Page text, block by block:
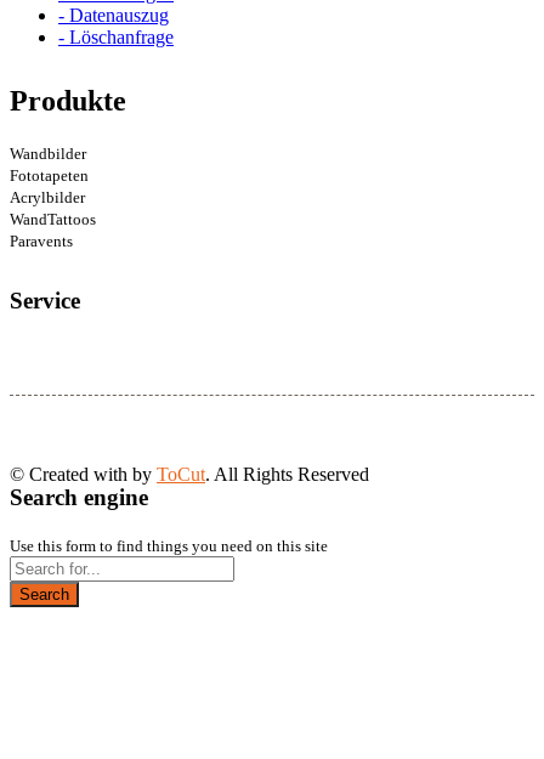
- Datenauszug
- Löschanfrage
Produkte
Wandbilder
Fototapeten
Acrylbilder
WandTattoos
Paravents
Service
© Created with by ToCut. All Rights Reserved
Search engine
Use this form to find things you need on this site
Search